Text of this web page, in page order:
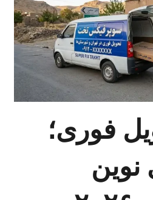
فوری؛
نوین